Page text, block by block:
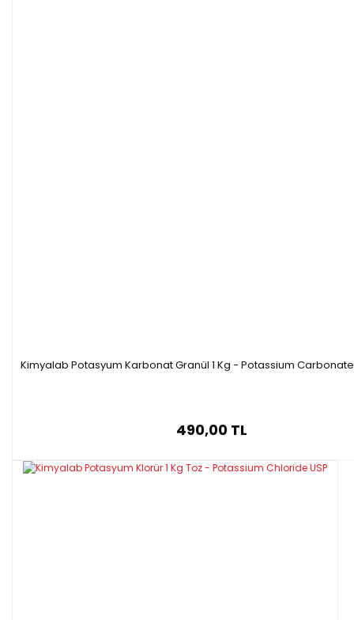
Kimyalab Potasyum Karbonat Granül 1 Kg - Potassium
490,00 TL